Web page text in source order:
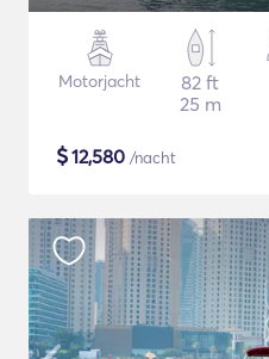
Motorjacht
82 ft
25 m
$12,580 /nacht